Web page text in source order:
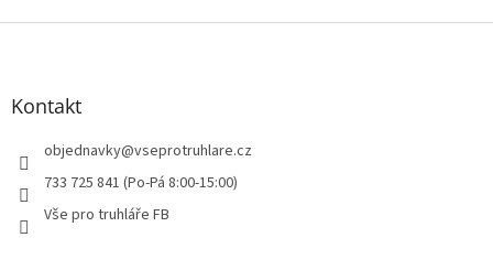
Z
Kontakt
objednavky@vseprotruhlare.cz
733 725 841 (Po-Pá 8:00-15:00)
Vše pro truhláře FB